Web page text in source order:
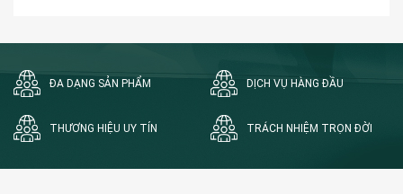
ĐA DẠNG SẢN PHẨM DỊCH VỤ HÀNG ĐẦU
THƯƠNG HIỆU UY TÍN TRÁCH NHIỆM TRỌN ĐỜI